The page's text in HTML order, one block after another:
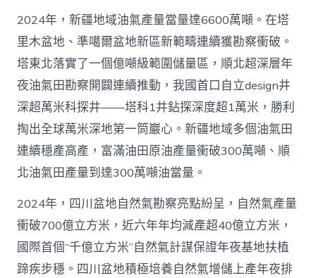
2024年，新疆地域油氣產量當量達6600萬噸。在塔
里木盆地、準噶爾盆地新區新範疇連續獲勘察衝破。
塔東北落實了一個億噸級範圍儲量區，順北超深層年
夜油氣田勘察開闢連續推動，我國首口自立design井
深超萬米科探井——塔科1井鉆探深度超1萬米，勝利
掏出全球萬米深地第一筒巖心。新疆地域多個油氣田
連續穩產高產，富滿油田原油產量衝破300萬噸、順
北油氣田產量到達300萬噸油當量。
2024年，四川盆地自然氣勘察亮點紛呈，自然氣產量
衝破700億立方米，近六年年均減產超40億立方米，
國際首個“千億立方米”自然氣計謀保證年夜基地扶植
蹄疾步穩。四川盆地積極培養自然氣增儲上產年夜排